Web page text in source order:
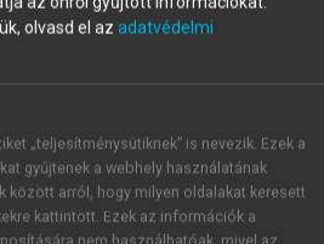
kizáró jelentősége olyan
a sértetti beleegyezés a
pl. megrontásnál.
a jogellenességet akkor
megilleti a rendelkezési jog
irányul(t) társadalmilag káros
hogy a sértett csak akkor
olvasd el az adatvédelmi
„teljesítménysütiknek” is nevezik. Ezek a
gyűjtenek a webhely használatának
között arról, hogy milyen oldalakat keresett
kattintott. Ezek az információk a
nem használhatóak, mivel az